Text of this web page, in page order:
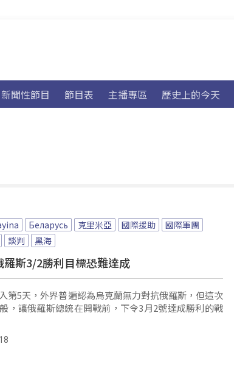
新聞性節目 節目表 主播專區 歷史上的今天
Беларусь 克里米亞 國際援助
國際軍團
談判 黑海
羅斯3/2勝利目標恐難達成
第5天，外界普遍認為烏克蘭無力對抗俄羅斯，但這次
，讓俄羅斯總統在開戰前，下令3月2號達成勝利的戰